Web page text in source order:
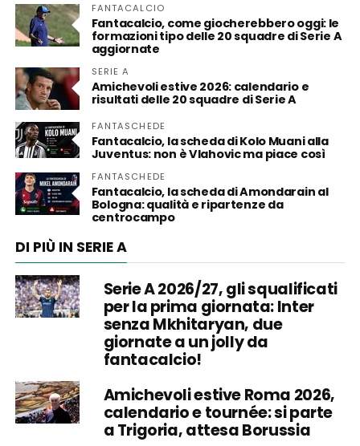
FANTACALCIO
Fantacalcio, come giocherebbero oggi: le
formazioni tipo delle 20 squadre di Serie A
aggiornate
SERIE A
Amichevoli estive 2026: calendario e
risultati delle 20 squadre di Serie A
FANTASCHEDE
Fantacalcio, la scheda di Kolo Muani alla
Juventus: non è Vlahovic ma piace così
FANTASCHEDE
Fantacalcio, la scheda di Amondarain al
Bologna: qualità e ripartenze da
centrocampo
DI PIÙ IN SERIE A
Serie A 2026/27, gli squalificati
per la prima giornata: Inter
senza Mkhitaryan, due
giornate a un jolly da
fantacalcio!
Amichevoli estive Roma 2026,
calendario e tournée: si parte
a Trigoria, attesa Borussia